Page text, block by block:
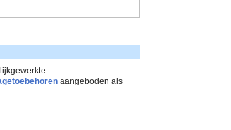
aangeboden als